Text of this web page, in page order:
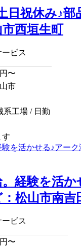
日祝休み♪部
西垣生町
ビス
円〜
市
系工場 / 日勤
す
経験を活か
松山市南吉
ビス
円〜